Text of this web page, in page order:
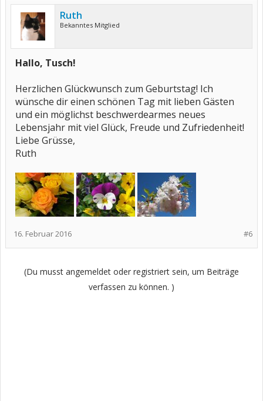
Ruth
Bekanntes Mitglied
Hallo, Tusch!
Herzlichen Glückwunsch zum Geburtstag! Ich
wünsche dir einen schönen Tag mit lieben Gästen
und ein möglichst beschwerdearmes neues
Lebensjahr mit viel Glück, Freude und Zufriedenheit!
Liebe Grüsse,
Ruth
#6
16. Februar 2016
(Du musst angemeldet oder registriert sein, um Beiträge
verfassen zu können. )